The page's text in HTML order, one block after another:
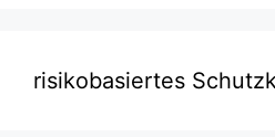
risikobasiertes